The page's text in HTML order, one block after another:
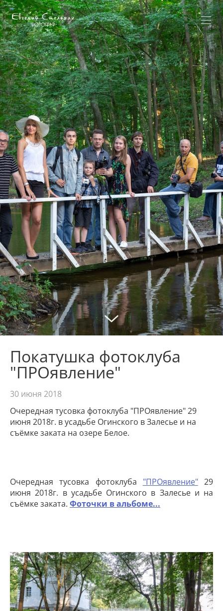
Покатушка фотоклуба
"ПРОявление"
30 июня 2018
Очередная тусовка фотоклуба "ПРОявление" 29
июня 2018г. в усадьбе Огинского в Залесье и на
съёмке заката на озере Белое.
Очередная тусовка фотоклуба "ПРОявление"29
июня 2018г. в усадьбе Огинского в Залесье и на
съёмке заката. Фоточки в альбоме...